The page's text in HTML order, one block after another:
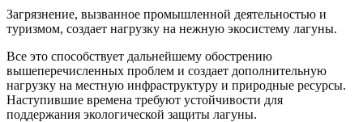
Загрязнение, вызванное промышленной деятельностью и
туризмом, создает нагрузку на нежную экосистему лагуны.
Все это способствует дальнейшему обострению
вышеперечисленных проблем и создает дополнительную
нагрузку на местную инфраструктуру и природные ресурсы.
Наступившие времена требуют устойчивости для
поддержания экологической защиты лагуны.